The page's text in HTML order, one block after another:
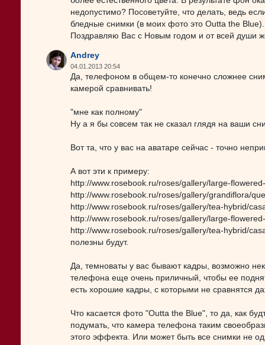
недопустимо? Посоветуйте, что делать, ведь
бледные снимки (в моих фото это Outta the Blue).
Поздравляю Вас с Новым годом и от всей души
Andrey
04.01.2013 20:54
Да, телефоном в общем-то конечно сложнее
камерой сравнивать!
"мне как полному"
Ну а я бы совсем так не сказал глядя на ваши
Вот та, что у вас на аватаре сейчас - точно
А вот эти к примеру:
http://www.rosebook.ru/roses/gallery/large-
http://www.rosebook.ru/roses/gallery/grandiflora/
http://www.rosebook.ru/roses/gallery/tea-hybrid/
http://www.rosebook.ru/roses/gallery/large-
http://www.rosebook.ru/roses/gallery/tea-hybrid/
полезны будут.
Да, темноваты у вас бывают кадры, возможно
телефона еще очень приличный, чтобы ее
есть хорошие кадры, с которыми не сравнятся
Что касается фото "Outta the Blue", то да, как
подумать, что камера телефона таким
этого эффекта. Или может быть все снимки не